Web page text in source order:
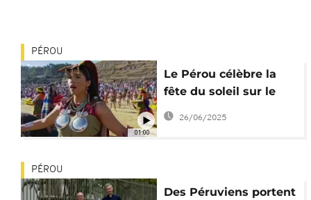
01:00
PÉROU
Le Pérou célèbre la
fête du soleil sur le
site de Sacsayhuaman
près de Cusco
26/06/2025
PÉROU
Des Péruviens portent